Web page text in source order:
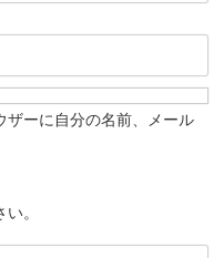
ザーに自分の名前、メール
。